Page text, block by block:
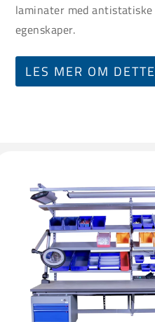
laminater med antistatiske
egenskaper.
LES MER OM DETTE